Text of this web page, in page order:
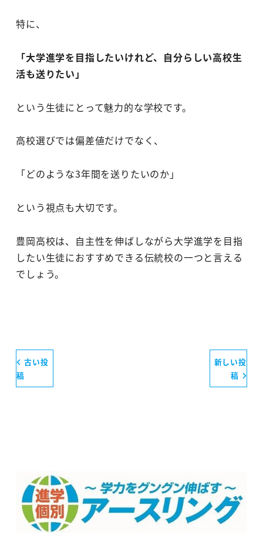
特に、
「大学進学を目指したいけれど、自分らしい高校生
活も送りたい」
という生徒にとって魅力的な学校です。
高校選びでは偏差値だけでなく、
「どのような3年間を送りたいのか」
という視点も大切です。
豊岡高校は、自主性を伸ばしながら大学進学を目指
したい生徒におすすめできる伝統校の一つと言える
でしょう。
古い投
稿
新しい投
稿